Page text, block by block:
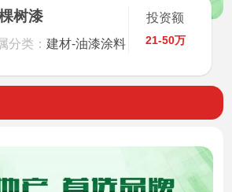
树漆
分类： 建材-油漆涂料
投资额
21-50万